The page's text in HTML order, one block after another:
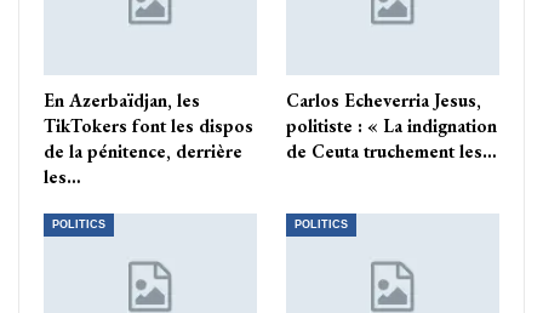
En Azerbaïdjan, les
TikTokers font les dispos
de la pénitence, derrière
les…
Carlos Echeverria Jesus,
politiste : « La indignation
de Ceuta truchement les…
POLITICS POLITICS